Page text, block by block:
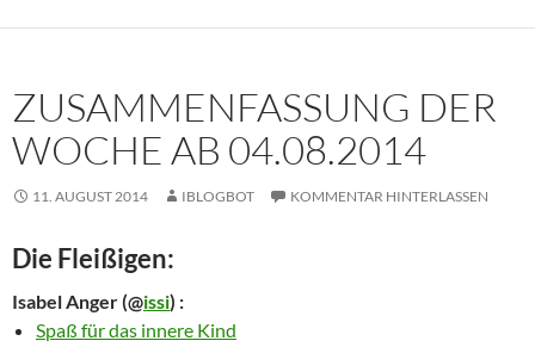
ZUSAMMENFASSUNG DER
WOCHE AB 04.08.2014
11. AUGUST 2014 IBLOGBOT KOMMENTAR HINTERLASSEN
Die Fleißigen:
Isabel Anger(@issi) :
Spaß für das innere Kind